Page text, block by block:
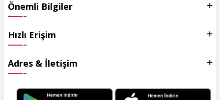
Önemli Bilgiler
Hızlı Erişim
Adres & İletişim